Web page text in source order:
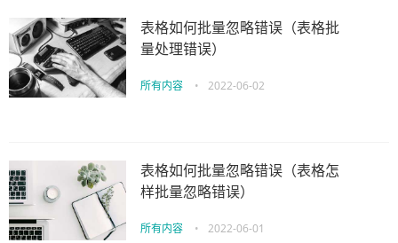
表格如何批量忽略错误（表格批
量处理错误）
所有内容 • 2022-06-02
表格如何批量忽略错误（表格怎
样批量忽略错误）
所有内容 • 2022-06-01